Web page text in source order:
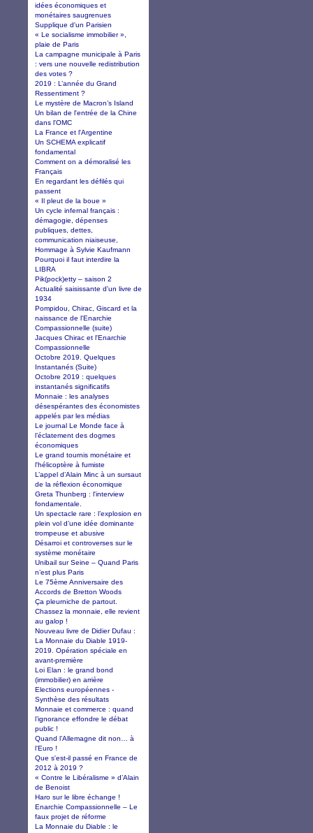
idées économiques et
monétaires saugrenues
Supplique d'un Parisien
« Le socialisme immobilier »,
plaie de Paris
La campagne municipale à Paris
: vers une nouvelle redistribution
des votes ?
2019 : L’année du Grand
Ressentiment ?
Le mystère de Macron’s Island
Un bilan de l'entrée de la Chine
dans l'OMC
La France et l'Argentine
Un SCHEMA explicatif
fondamental
Comment on a démoralisé les
Français
En regardant les défilés qui
passent
« Il pleut de la boue »
Un cycle infernal français :
démagogie, dépenses
publiques, dettes,
communication niaiseuse,
Hommage à Sylvie Kaufmann
Pourquoi il faut interdire la
LIBRA
Pik(pock)etty – saison 2
Actualité saisissante d'un livre de
1934
Pompidou, Chirac, Giscard et la
naissance de l'Enarchie
Compassionnelle (suite)
Jacques Chirac et l'Enarchie
Compassionnelle
Octobre 2019. Quelques
Instantanés (Suite)
Octobre 2019 : quelques
instantanés significatifs
Monnaie : les analyses
désespérantes des économistes
appelés par les médias
Le journal Le Monde face à
l’éclatement des dogmes
économiques
Le grand tournis monétaire et
l'hélicoptère à fumiste
L’appel d’Alain Minc à un sursaut
de la réflexion économique
Greta Thunberg : l'interview
fondamentale.
Un spectacle rare : l’explosion en
plein vol d’une idée dominante
trompeuse et abusive
Désarroi et controverses sur le
système monétaire
Unibail sur Seine – Quand Paris
n’est plus Paris
Le 75ème Anniversaire des
Accords de Bretton Woods
Ça pleurniche de partout.
Chassez la monnaie, elle revient
au galop !
Nouveau livre de Didier Dufau :
La Monnaie du Diable 1919-
2019. Opération spéciale en
avant-première
Loi Elan : le grand bond
(immobilier) en arrière
Elections européennes -
Synthèse des résultats
Monnaie et commerce : quand
l’ignorance effondre le débat
public !
Quand l’Allemagne dit non… à
l’Euro !
Que s'est-il passé en France de
2012 à 2019 ?
« Contre le Libéralisme » d’Alain
de Benoist
Haro sur le libre échange !
Enarchie Compassionnelle – Le
faux projet de réforme
La Monnaie du Diable : le